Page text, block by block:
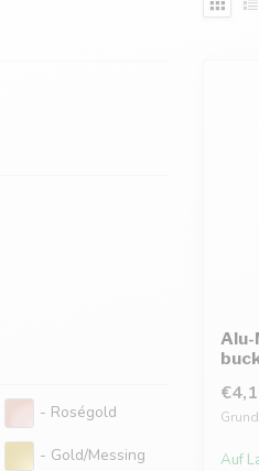
- Roségold
- Gold/Messing
Alu-
Auf